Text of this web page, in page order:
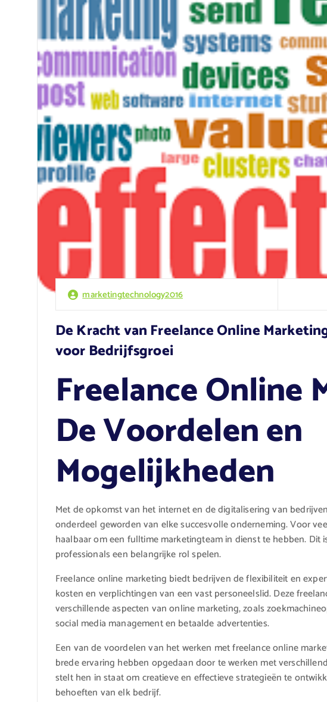
marketingtechnology2016
De Kracht van Freelance Online
voor Bedrijfsgroei
Freelance Online
De Voordelen en
Mogelijkheden
Met de opkomst van het internet en de digitalisering van
onderdeel geworden van elke succesvolle onderneming. Voor
haalbaar om een fulltime marketingteam in dienst te hebben. Dit
professionals een belangrijke rol spelen.
Freelance online marketing biedt bedrijven de flexibiliteit en
kosten en verplichtingen van een vast personeelslid. Deze
verschillende aspecten van online marketing, zoals
social media management en betaalde advertenties.
Een van de voordelen van het werken met freelance online
brede ervaring hebben opgedaan door te werken met
stelt hen in staat om creatieve en effectieve strategieën te
behoeften van elk bedrijf.